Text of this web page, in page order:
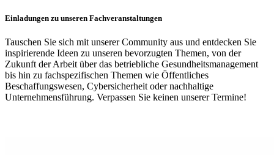
Einladungen zu unseren Fachveranstaltungen
Tauschen Sie sich mit unserer Community aus und entdecken Sie
inspirierende Ideen zu unseren bevorzugten Themen, von der
Zukunft der Arbeit über das betriebliche Gesundheitsmanagement
bis hin zu fachspezifischen Themen wie Öffentliches
Beschaffungswesen, Cybersicherheit oder nachhaltige
Unternehmensführung. Verpassen Sie keinen unserer Termine!